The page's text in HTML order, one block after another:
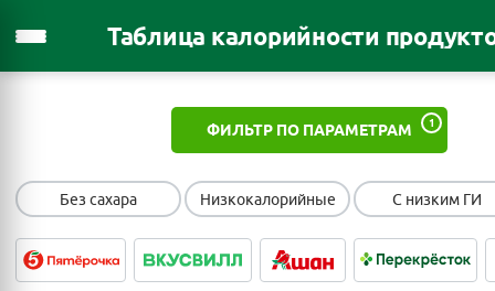
Таблица калорийности
1
ФИЛЬТР ПО ПАРАМЕТРАМ
Без сахара Низкокалорийные С низким ГИ